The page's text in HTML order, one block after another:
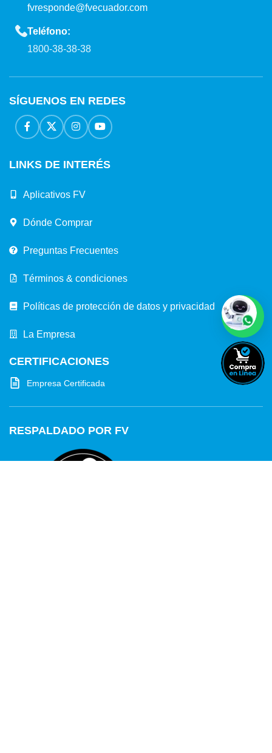
fvresponde@fvecuador.com
Teléfono:
1800-38-38-38
SÍGUENOS EN REDES
LINKS DE INTERÉS
Aplicativos FV
Dónde Comprar
Preguntas Frecuentes
Términos & condiciones
Políticas de protección de datos y privacidad
La Empresa
CERTIFICACIONES
Empresa Certificada
RESPALDADO POR FV